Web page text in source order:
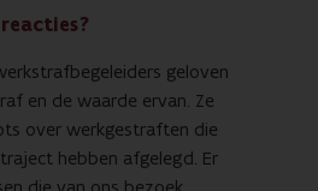
geloven
en de waarde ervan. Ze
over werkgestraften die
hebben afgelegd. Er